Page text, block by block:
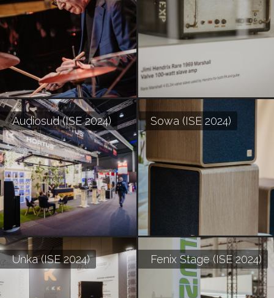
Audiosud (ISE 2024) Sowa (ISE 2024)
Unka (ISE 2024) Fenix Stage (ISE 2024)